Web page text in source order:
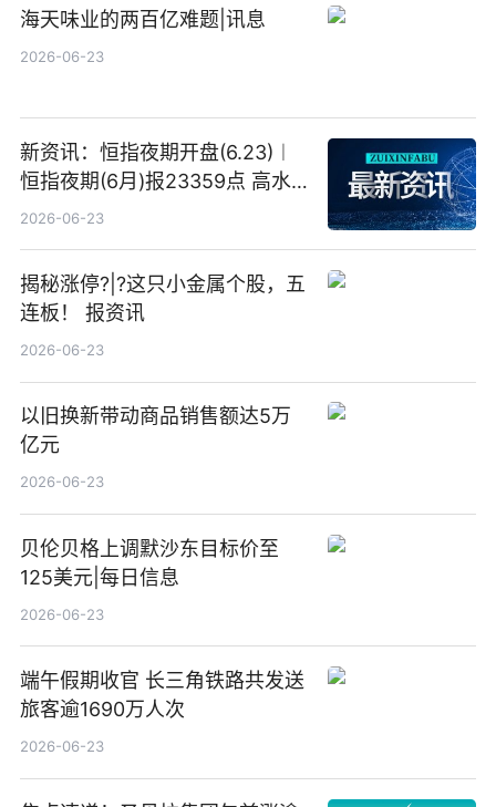
海天味业的两百亿难题|讯息
2026-06-23
新资讯：恒指夜期开盘(6.23)︱
恒指夜期(6月)报23359点 高水
23点
2026-06-23
揭秘涨停?|?这只小金属个股，五
连板！ 报资讯
2026-06-23
以旧换新带动商品销售额达5万
亿元
2026-06-23
贝伦贝格上调默沙东目标价至
125美元|每日信息
2026-06-23
端午假期收官 长三角铁路共发送
旅客逾1690万人次
2026-06-23